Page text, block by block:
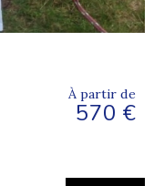
À partir de
570 €